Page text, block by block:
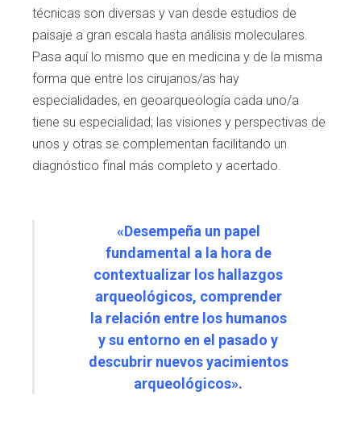
técnicas son diversas y van desde estudios de
paisaje a gran escala hasta análisis moleculares.
Pasa aquí lo mismo que en medicina y de la misma
forma que entre los cirujanos/as hay
especialidades, en geoarqueología cada uno/a
tiene su especialidad; las visiones y perspectivas de
unos y otras se complementan facilitando un
diagnóstico final más completo y acertado.
«Desempeña un papel
fundamental a la hora de
contextualizar los hallazgos
arqueológicos, comprender
la relación entre los humanos
y su entorno en el pasado y
descubrir nuevos yacimientos
arqueológicos».